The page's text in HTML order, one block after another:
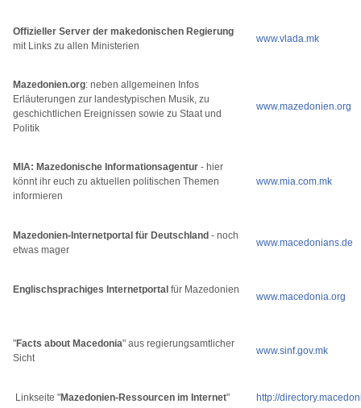
Offizieller Server der makedonischen Regierung
mit Links zu allen Ministerien
www.vlada.mk
Mazedonien.org: neben allgemeinen Infos
Erläuterungen zur landestypischen Musik, zu
geschichtlichen Ereignissen sowie zu Staat und
Politik
www.mazedonien.org
MIA: Mazedonische Informationsagentur - hier
könnt ihr euch zu aktuellen politischen Themen
informieren
www.mia.com.mk
Mazedonien-Internetportal für Deutschland - noch
etwas mager
www.macedonians.de
Englischsprachiges Internetportal für Mazedonien
www.macedonia.org
"Facts about Macedonia" aus regierungsamtlicher
Sicht
www.sinf.gov.mk
Linkseite "Mazedonien-Ressourcen im Internet" http://